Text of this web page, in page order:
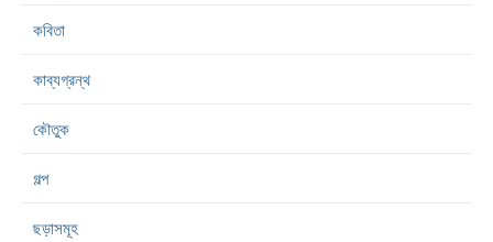
কবিতা
কাব্যগ্রন্থ
কৌতুক
গল্প
ছড়াসমূহ